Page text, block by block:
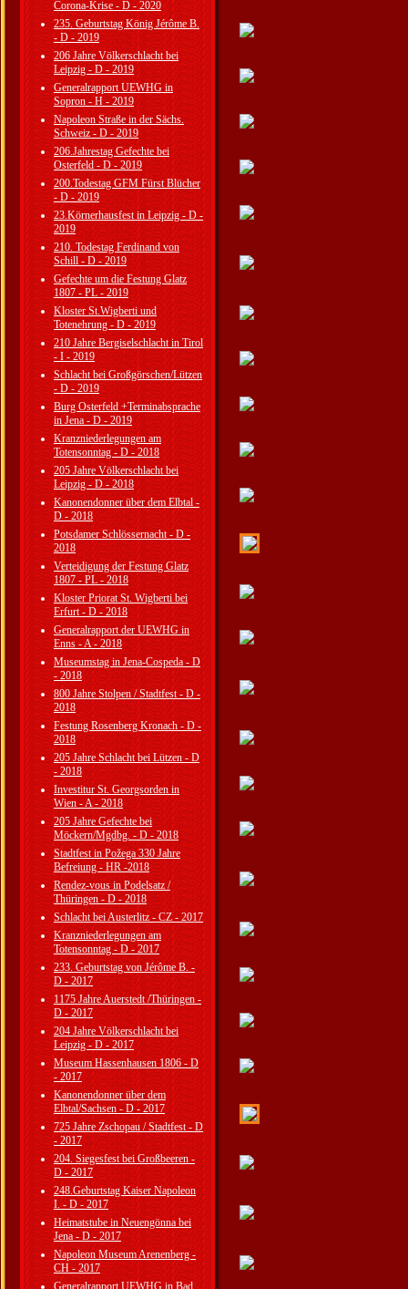
Corona-Krise - D - 2020
235. Geburtstag König Jérôme B.
- D - 2019
206 Jahre Völkerschlacht bei
Leipzig - D - 2019
Generalrapport UEWHG in
Sopron - H - 2019
Napoleon Straße in der Sächs.
Schweiz - D - 2019
206.Jahrestag Gefechte bei
Osterfeld - D - 2019
200.Todestag GFM Fürst Blücher
- D - 2019
23.Körnerhausfest in Leipzig - D -
2019
210. Todestag Ferdinand von
Schill - D - 2019
Gefechte um die Festung Glatz
1807 - PL - 2019
Kloster St.Wigberti und
Totenehrung - D - 2019
210 Jahre Bergiselschlacht in Tirol
- I - 2019
Schlacht bei Großgörschen/Lützen
- D - 2019
Burg Osterfeld +Terminabsprache
in Jena - D - 2019
Kranzniederlegungen am
Totensonntag - D - 2018
205 Jahre Völkerschlacht bei
Leipzig - D - 2018
Kanonendonner über dem Elbtal -
D - 2018
Potsdamer Schlössernacht - D -
2018
Verteidigung der Festung Glatz
1807 - PL - 2018
Kloster Priorat St. Wigberti bei
Erfurt - D - 2018
Generalrapport der UEWHG in
Enns - A - 2018
Museumstag in Jena-Cospeda - D
- 2018
800 Jahre Stolpen / Stadtfest - D -
2018
Festung Rosenberg Kronach - D -
2018
205 Jahre Schlacht bei Lützen - D
- 2018
Investitur St. Georgsorden in
Wien - A - 2018
205 Jahre Gefechte bei
Möckern/Mgdbg. - D - 2018
Stadtfest in Požega 330 Jahre
Befreiung - HR -2018
Rendez-vous in Podelsatz /
Thüringen - D - 2018
Schlacht bei Austerlitz - CZ - 2017
Kranzniederlegungen am
Totensonntag - D - 2017
233. Geburtstag von Jérôme B. -
D - 2017
1175 Jahre Auerstedt /Thüringen -
D - 2017
204 Jahre Völkerschlacht bei
Leipzig - D - 2017
Museum Hassenhausen 1806 - D
- 2017
Kanonendonner über dem
Elbtal/Sachsen - D - 2017
725 Jahre Zschopau / Stadtfest - D
- 2017
204. Siegesfest bei Großbeeren -
D - 2017
248.Geburtstag Kaiser Napoleon
I. - D - 2017
Heimatstube in Neuengönna bei
Jena - D - 2017
Napoleon Museum Arenenberg -
CH - 2017
Generalrapport UEWHG in Bad